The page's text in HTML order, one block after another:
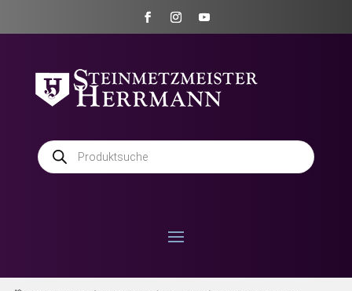
Products
search